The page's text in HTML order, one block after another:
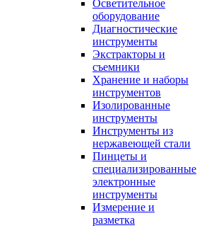
Осветительное
оборудование
Диагностические
инструменты
Экстракторы и
съемники
Хранение и наборы
инструментов
Изолированные
инструменты
Инструменты из
нержавеющей стали
Пинцеты и
специализированные
электронные
инструменты
Измерение и
разметка